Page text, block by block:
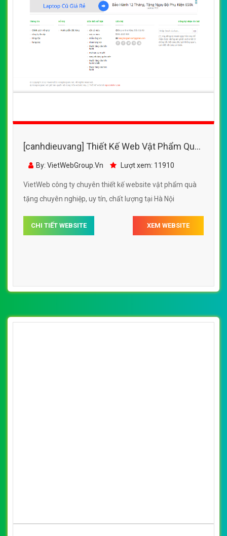
[canhdieuvang] Thiết Kế Web Vật Phẩm Quà
Tặng Hàng Độc Giá Rẻ
By: VietWebGroup.Vn Lượt xem: 11910
VietWeb công ty chuyên thiết kế website vật phẩm quà
tặng chuyên nghiệp, uy tín, chất lượng tại Hà Nội
CHI TIẾT WEBSITE XEM WEBSITE